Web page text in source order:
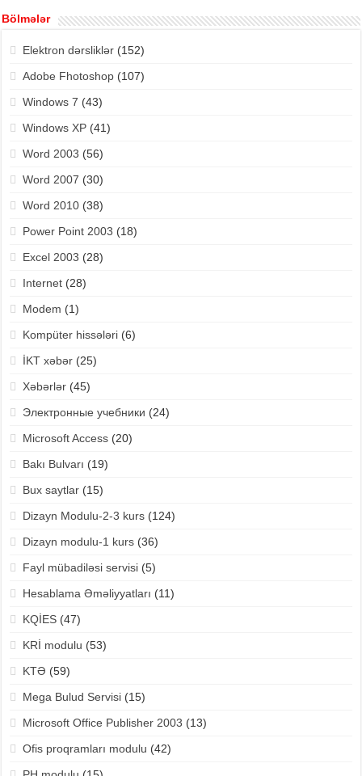
Bölmələr
Elektron dərsliklər(152)
Adobe Fhotoshop(107)
Windows 7 (43)
Windows XP(41)
Word 2003 (56)
Word 2007 (30)
Word 2010(38)
Power Point 2003 (18)
Excel 2003 (28)
Internet(28)
Modem (1)
Kompüter hissələri(6)
İKT xəbər(25)
Xəbərlər(45)
Электронные учебники (24)
Microsoft Access(20)
Bakı Bulvarı (19)
Bux saytlar(15)
Dizayn Modulu-2-3 kurs(124)
Dizayn modulu-1 kurs(36)
Fayl mübadiləsi servisi(5)
Hesablama Əməliyyatları (11)
KQİES(47)
KRİ modulu (53)
KTƏ (59)
Mega Bulud Servisi(15)
Microsoft Office Publisher 2003 (13)
Ofis proqramları modulu (42)